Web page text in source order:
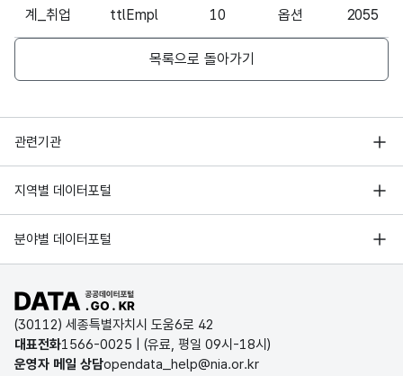
계_취업 ttlEmpl 10 옵션 2055
목록으로 돌아가기
관련기관
행정안전부
한국지능정보사회진흥원
국가정보자원관리원
지역별 데이터포털
서울 열린데이터광장
경기데이터드림
D-데이터허브
인천데이터포털
울산광역시 데이터포털
분야별 데이터포털
기상자료개방포털
국토교통부 공간정보오픈플랫폼
환경부 환경데이터포털
문화데이터광장
농림축산식품 공공데이터포털
공공데이터포털 바로가기
(30112) 세종특별자치시 도움6로 42
대표전화1566-0025 | (유료, 평일 09시-18시)
운영자 메일 상담opendata_help@nia.or.kr